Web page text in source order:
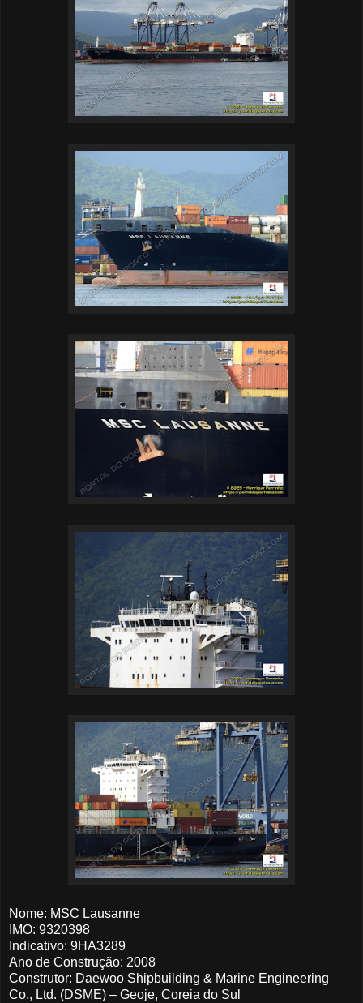
Nome: MSC Lausanne
IMO: 9320398
Indicativo: 9HA3289
Ano de Construção: 2008
Construtor: Daewoo Shipbuilding & Marine Engineering
Co., Ltd. (DSME) – Geoje, Coreia do Sul